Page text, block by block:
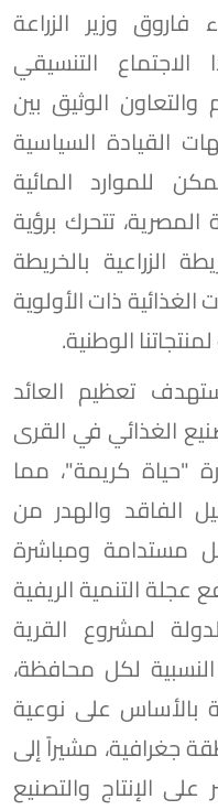
وزير الزراعة
التنسيقي
الوثيق بين
القيادة السياسية
للموارد المائية
المصرية، تتحرك برؤية
الزراعية بالخريطة
الغذائية ذات الأولوية
الوطنية.
تعظيم العائد
الغذائي في القرى
"حياة كريمة"، مما
الفاقد والهدر من
مستدامة ومباشرة
عجلة التنمية الريفية
لمشروع القرية
النسبية لكل محافظة،
بالأساس على نوعية
جغرافية، مشيراً إلى
الإنتاج والتصنيع